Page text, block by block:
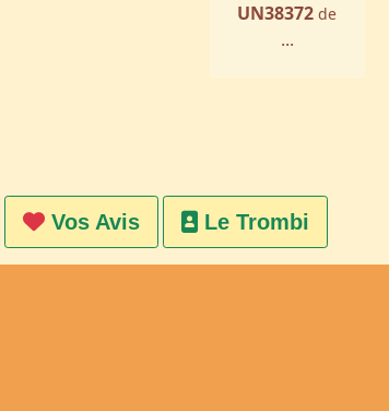
UN38372 de
...
Vos Avis Le Trombi